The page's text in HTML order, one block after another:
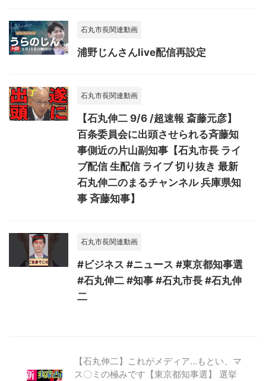
石丸市長関連動画
浦野じんさんlive配信再設定
石丸市長関連動画
【石丸伸二 9/6 /超速報 斎藤元彦】
百条委員会に出頭させられる斉藤知
事側近の片山副知事【石丸市長 ライ
ブ配信 生配信 ライブ 切り抜き 最新
石丸伸二のまるチャンネル 兵庫県知
事 斉藤知事】
石丸市長関連動画
#ビジネス #ニュース #東京都知事選
#石丸伸二 #知事 #石丸市長 #石丸伸
二
【石丸伸二】これがメディア…もとい、マ
ス〇ミの極みです【東京都知事選】 選挙